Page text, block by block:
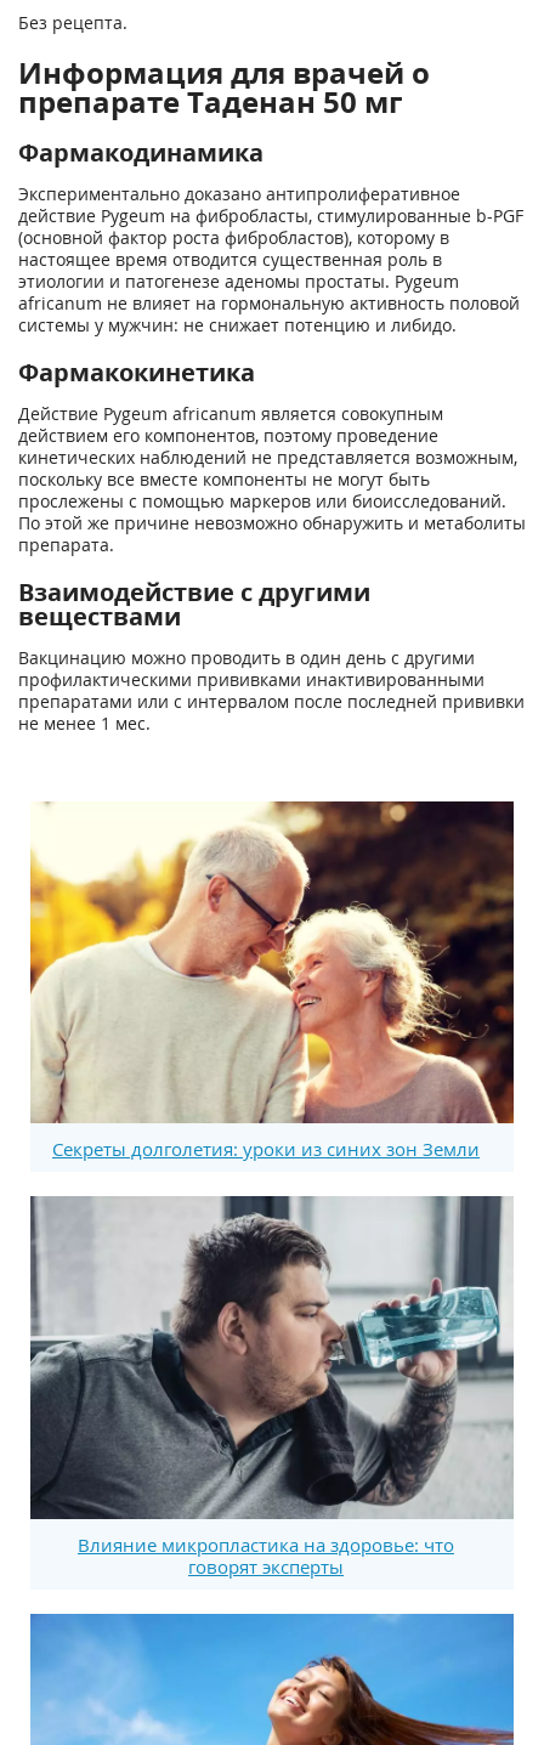
Без рецепта.
Информация для врачей о
препарате Таденан 50 мг
Фармакодинамика
Экспериментально доказано антипролиферативное
действие Pygeum на фибробласты, стимулированные b-PGF
(основной фактор роста фибробластов), которому в
настоящее время отводится существенная роль в
этиологии и патогенезе аденомы простаты. Pygeum
africanum не влияет на гормональную активность половой
системы у мужчин: не снижает потенцию и либидо.
Фармакокинетика
Действие Pygeum africanum является совокупным
действием его компонентов, поэтому проведение
кинетических наблюдений не представляется возможным,
поскольку все вместе компоненты не могут быть
прослежены с помощью маркеров или биоисследований.
По этой же причине невозможно обнаружить и метаболиты
препарата.
Взаимодействие с другими
веществами
Вакцинацию можно проводить в один день с другими
профилактическими прививками инактивированными
препаратами или с интервалом после последней прививки
не менее 1 мес.
Секреты долголетия: уроки из синих зон Земли
Влияние микропластика на здоровье: что
говорят эксперты